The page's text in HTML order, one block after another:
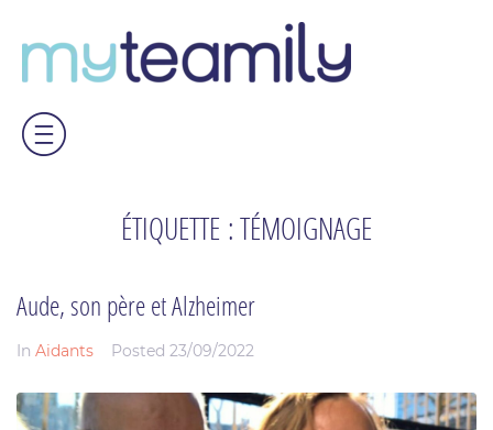
ÉTIQUETTE :TÉMOIGNAGE
Aude, son père et Alzheimer
In Aidants Posted 23/09/2022